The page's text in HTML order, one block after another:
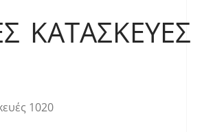
ΚΑΤΑΣΚΕΥΈΣ
1020